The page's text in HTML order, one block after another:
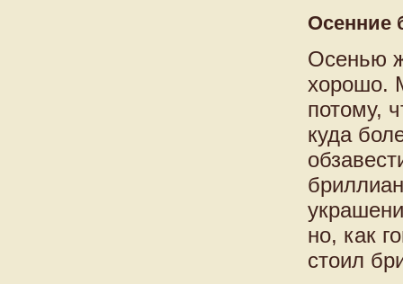
Осенние
Осенью
хорошо.
потому,
куда
но, как
стоил